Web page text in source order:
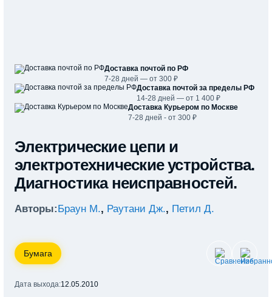
Доставка почтой по РФ
7-28 дней — от 300 ₽
Доставка почтой за пределы РФ
14-28 дней — от 1 400 ₽
Доставка Курьером по Москве
7-28 дней - от 300 ₽
Электрические цепи и
электротехнические устройства.
Диагностика неисправностей.
Авторы:Браун М., Раутани Дж., Петил Д.
Бумага
Дата выхода:12.05.2010